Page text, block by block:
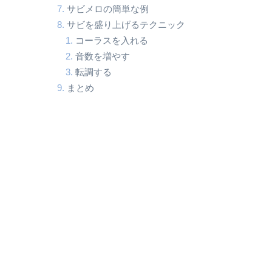
サビメロの簡単な例
サビを盛り上げるテクニック
コーラスを入れる
音数を増やす
転調する
まとめ